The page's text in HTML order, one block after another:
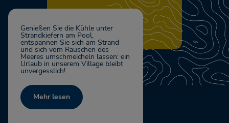
Genießen Sie die Kühle unter
Strandkiefern am Pool,
entspannen Sie sich am Strand
und sich vom Rauschen des
Meeres umschmeicheln lassen: ein
Urlaub in unserem Village bleibt
unvergesslich!
Mehr lesen